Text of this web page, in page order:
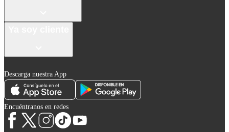
Descarga nuestra App
Encuéntranos en redes